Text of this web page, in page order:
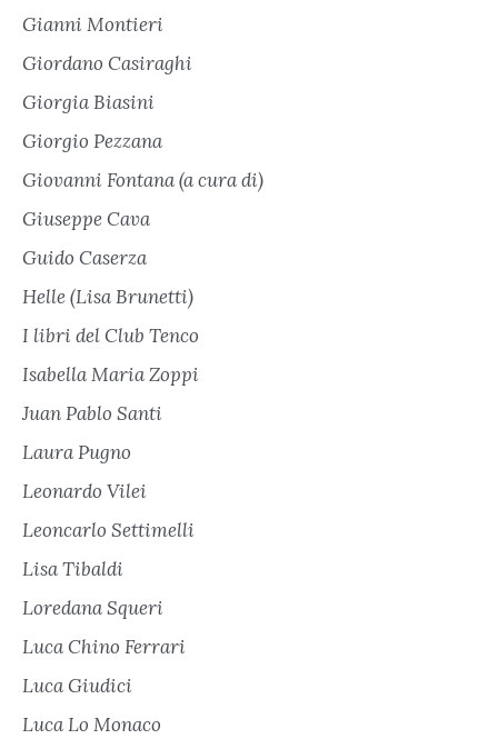
Gianni Montieri
Giordano Casiraghi
Giorgia Biasini
Giorgio Pezzana
Giovanni Fontana (a cura di)
Giuseppe Cava
Guido Caserza
Helle (Lisa Brunetti)
I libri del Club Tenco
Isabella Maria Zoppi
Juan Pablo Santi
Laura Pugno
Leonardo Vilei
Leoncarlo Settimelli
Lisa Tibaldi
Loredana Squeri
Luca Chino Ferrari
Luca Giudici
Luca Lo Monaco